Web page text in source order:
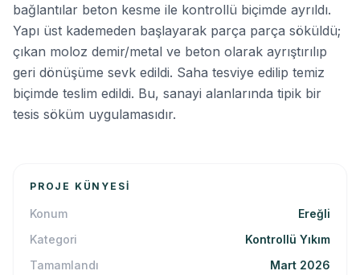
bağlantılar beton kesme ile kontrollü biçimde ayrıldı.
Yapı üst kademeden başlayarak parça parça söküldü;
çıkan moloz demir/metal ve beton olarak ayrıştırılıp
geri dönüşüme sevk edildi. Saha tesviye edilip temiz
biçimde teslim edildi. Bu, sanayi alanlarında tipik bir
tesis söküm uygulamasıdır.
PROJE KÜNYESI
Konum
Ereğli
Kategori
Kontrollü Yıkım
Tamamlandı
Mart 2026